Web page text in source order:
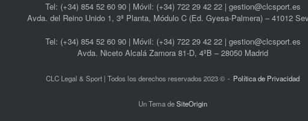
Tel: (+34) 854 52 60 90 | Móvil: (+34) 722 29 42 22 | gestion@clcsport.es
Avda. del Reino Unido 1, 3ª Planta, Módulo C (Ed. Gyesa-Palmera) – 41012
Tel: (+34) 854 52 60 90 | Móvil: (+34) 722 29 42 22 | gestion@clcsport.es
Avda. Niceto Alcalá Zamora 81-D, 4ºB – 28050 Madrid
CLC Legal & Sport | Todos los derechos reservados 2023 © Política de Privacidad
Un Tema deSiteOrigin